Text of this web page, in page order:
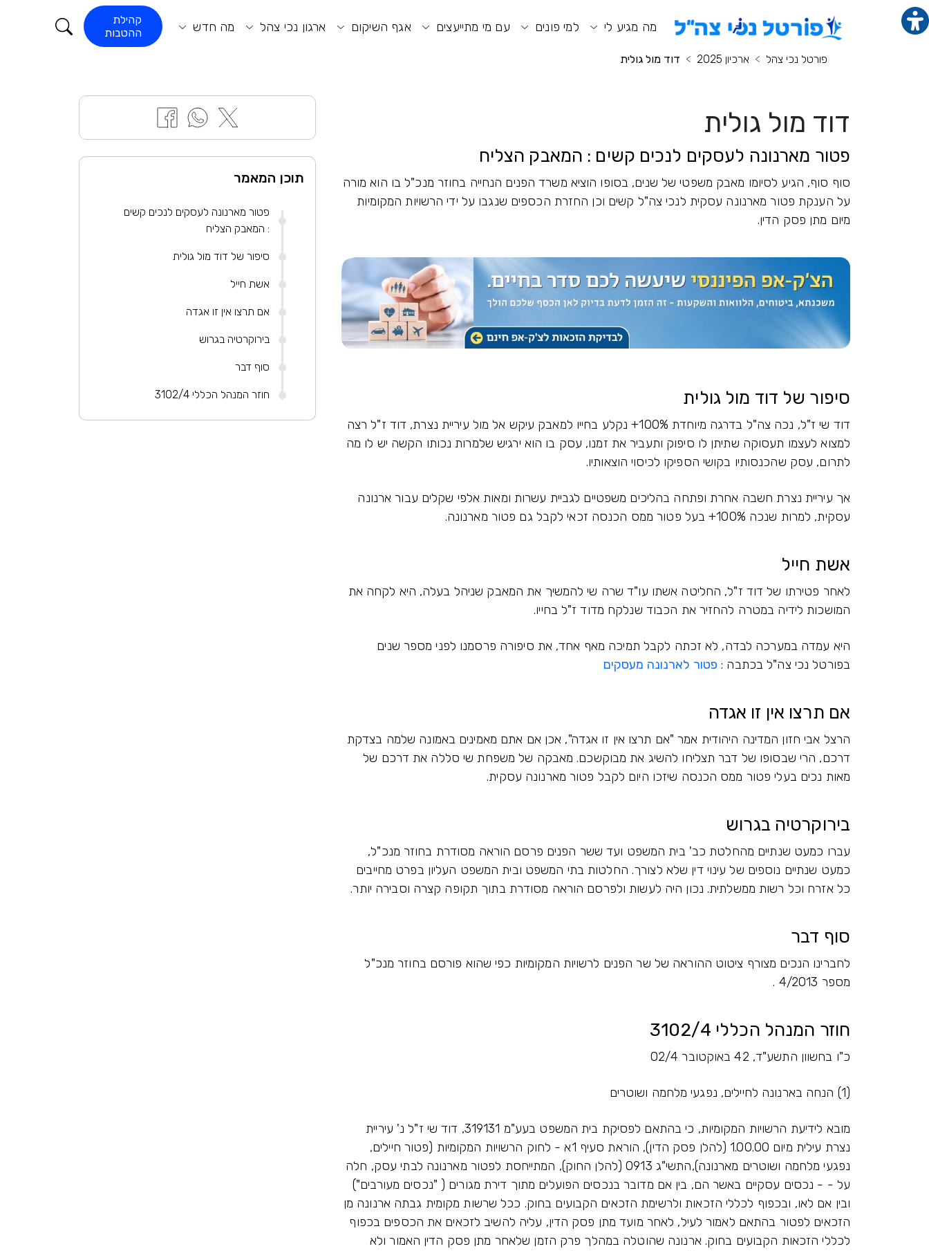
מה מגיע לי למי פונים עם מי מתייעצים אגף השיקום ארגון נכי צהל מה חדש
קהילת
ההטבות
פורטל נכי צהל
ארכיון 2025 דוד מול גולית
דוד מול גולית
פטור מארנונה לעסקים לנכים קשים : המאבק הצליח
סוף סוף, הגיע לסיומו מאבק משפטי של שנים, בסופו הוציא משרד הפנים הנחייה בחוזר מנכ"ל בו הוא מורה
על הענקת פטור מארנונה עסקית לנכי צה"ל קשים וכן החזרת הכספים שנגבו על ידי הרשויות המקומיות
מיום מתן פסק הדין.
סיפור של דוד מול גולית
דוד שי ז"ל, נכה צה"ל בדרגה מיוחדת 100%+ נקלע בחייו למאבק עיקש אל מול עיריית נצרת, דוד ז"ל רצה
למצוא לעצמו תעסוקה שתיתן לו סיפוק ותעביר את זמנו, עסק בו הוא ירגיש שלמרות נכותו הקשה יש לו מה
לתרום, עסק שהכנסותיו בקושי הספיקו לכיסוי הוצאותיו.
אך עיריית נצרת חשבה אחרת ופתחה בהליכים משפטיים לגביית עשרות ומאות אלפי שקלים עבור ארנונה
עסקית, למרות שנכה 100%+ בעל פטור ממס הכנסה זכאי לקבל גם פטור מארנונה.
אשת חייל
לאחר פטירתו של דוד ז"ל, החליטה אשתו עו"ד שרה שי להמשיך את המאבק שניהל בעלה, היא לקחה את
המושכות לידיה במטרה להחזיר את הכבוד שנלקח מדוד ז"ל בחייו.
היא עמדה במערכה לבדה, לא זכתה לקבל תמיכה מאף אחד, את סיפורה פרסמנו לפני מספר שנים
בפורטל נכי צה"ל בכתבה : פטור לארנונה מעסקים
אם תרצו אין זו אגדה
הרצל אבי חזון המדינה היהודית אמר "אם תרצו אין זו אגדה", אכן אם אתם מאמינים באמונה שלמה בצדקת
דרכם, הרי שבסופו של דבר תצליחו להשיג את מבוקשכם. מאבקה של משפחת שי סללה את דרכם של
מאות נכים בעלי פטור ממס הכנסה שיזכו היום לקבל פטור מארנונה עסקית.
בירוקרטיה בגרוש
עברו כמעט שנתיים מהחלטת כב' בית המשפט ועד ששר הפנים פרסם הוראה מסודרת בחוזר מנכ"ל,
כמעט שנתיים נוספים של עינוי דין שלא לצורך. החלטות בתי המשפט ובית המשפט העליון בפרט מחייבים
כל אזרח וכל רשות ממשלתית. נכון היה לעשות ולפרסם הוראה מסודרת בתוך תקופה קצרה וסבירה יותר.
סוף דבר
לחברינו הנכים מצורף ציטוט ההוראה של שר הפנים לרשויות המקומיות כפי שהוא פורסם בחוזר מנכ"ל
מספר 4/2013 .
חוזר המנהל הכללי 3102/4
כ"ו בחשוון התשע"ד, 42 באוקטובר 02/4
(1) הנחה בארנונה לחיילים, נפגעי מלחמה ושוטרים
מובא לידיעת הרשויות המקומיות, כי בהתאם לפסיקת בית המשפט בעע"מ 319131, דוד שי ז"ל נ' עיריית
נצרת עילית מיום 1.00.00 (להלן פסק הדין), הוראת סעיף 1א - לחוק הרשויות המקומיות (פטור חיילים,
נפגעי מלחמה ושוטרים מארנונה),התשי"ג 0913 (להלן החוק), המתייחסת לפטור מארנונה לבתי עסק, חלה
על - - נכסים עסקיים באשר הם, בין אם מדובר בנכסים הפועלים מתוך דירת מגורים ( "נכסים מעורבים")
ובין אם לאו, ובכפוף לכללי הזכאות ולרשימת הזכאים הקבועים בחוק. ככל שרשות מקומית גבתה ארנונה מן
הזכאים לפטור בהתאם לאמור לעיל, לאחר מועד מתן פסק הדין, עליה להשיב לזכאים את הכספים בכפוף
לכללי הזכאות הקבועים בחוק. ארנונה שהוטלה במהלך פרק הזמן שלאחר מתן פסק הדין האמור ולא
תוכן המאמר
פטור מארנונה לעסקים לנכים קשים
: המאבק הצליח
סיפור של דוד מול גולית
אשת חייל
אם תרצו אין זו אגדה
בירוקרטיה בגרוש
סוף דבר
חוזר המנהל הכללי 3102/4
תוכן מרכזי מנוע חיפוש תפריט ראשי תפריט נגישות קורא התוכן